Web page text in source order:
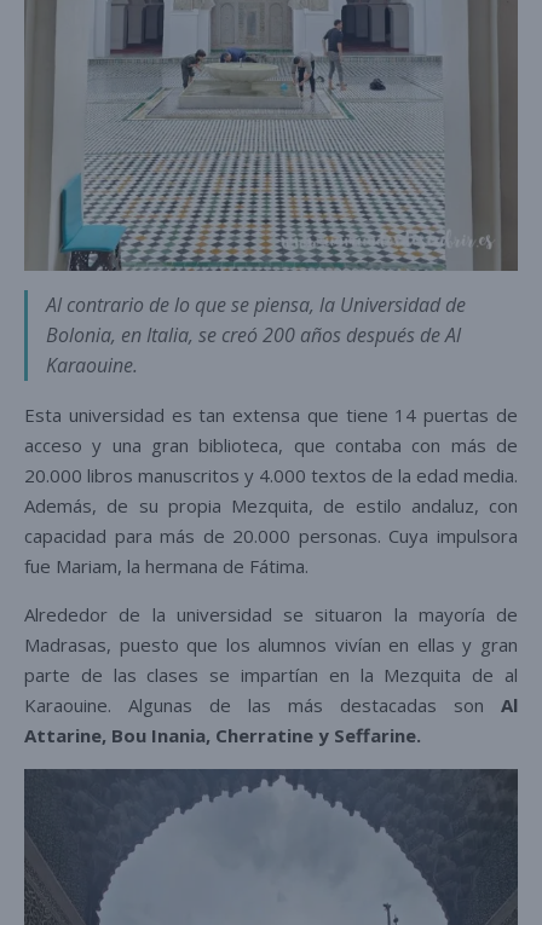
Al contrario de lo que se piensa, la Universidad de
Bolonia, en Italia, se creó 200 años después de Al
Karaouine.
Esta universidad es tan extensa que tiene 14 puertas de
acceso y una gran biblioteca, que contaba con más de
20.000 libros manuscritos y 4.000 textos de la edad media.
Además, de su propia Mezquita, de estilo andaluz, con
capacidad para más de 20.000 personas. Cuya impulsora
fue Mariam, la hermana de Fátima.
Alrededor de la universidad se situaron la mayoría de
Madrasas, puesto que los alumnos vivían en ellas y gran
parte de las clases se impartían en la Mezquita de al
Karaouine. Algunas de las más destacadas son Al
Attarine, Bou Inania, Cherratine y Seffarine.